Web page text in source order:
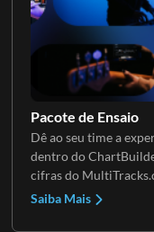
Pacote de Ensaio
Dê ao seu time a
dentro do
cifras do
Saiba Mais